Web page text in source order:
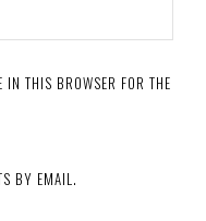
THIS BROWSER FOR THE
BY EMAIL.